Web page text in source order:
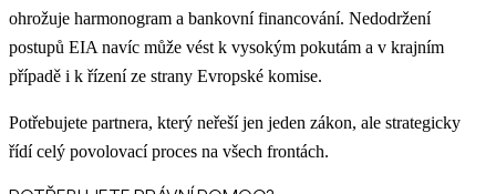
ohrožuje harmonogram a bankovní financování. Nedodržení
postupů EIA navíc může vést k vysokým pokutám a v krajním
případě i k řízení ze strany Evropské komise.
Potřebujete partnera, který neřeší jen jeden zákon, ale strategicky
řídí celý povolovací proces na všech frontách.